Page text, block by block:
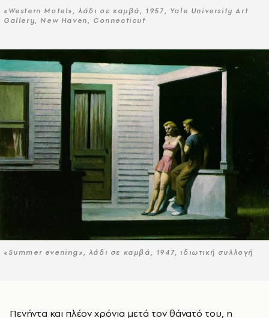
«Western Motel», λάδι σε καμβά, 1957, Yale University Art
Gallery, New Haven, Connecticut
«Summer evening», λάδι σε καμβά, 1947, ιδιωτική συλλογή
Πενήντα και πλέον χρόνια μετά τον θάνατό του, η